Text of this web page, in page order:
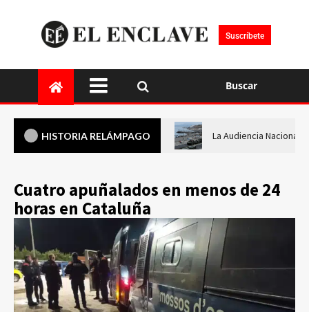
Suscríbete
Buscar
HISTORIA RELÁMPAGO La Audiencia Nacional
Cuatro apuñalados en menos de 24
horas en Cataluña